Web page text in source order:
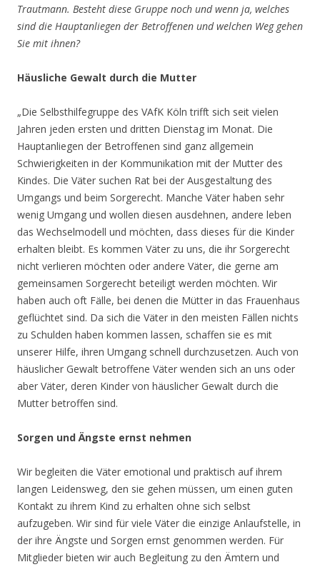
Trautmann. Besteht diese Gruppe noch und wenn ja, welches
sind die Hauptanliegen der Betroffenen und welchen Weg gehen
Sie mit ihnen?
Häusliche Gewalt durch die Mutter
„Die Selbsthilfegruppe des VAfK Köln trifft sich seit vielen
Jahren jeden ersten und dritten Dienstag im Monat. Die
Hauptanliegen der Betroffenen sind ganz allgemein
Schwierigkeiten in der Kommunikation mit der Mutter des
Kindes. Die Väter suchen Rat bei der Ausgestaltung des
Umgangs und beim Sorgerecht. Manche Väter haben sehr
wenig Umgang und wollen diesen ausdehnen, andere leben
das Wechselmodell und möchten, dass dieses für die Kinder
erhalten bleibt. Es kommen Väter zu uns, die ihr Sorgerecht
nicht verlieren möchten oder andere Väter, die gerne am
gemeinsamen Sorgerecht beteiligt werden möchten. Wir
haben auch oft Fälle, bei denen die Mütter in das Frauenhaus
geflüchtet sind. Da sich die Väter in den meisten Fällen nichts
zu Schulden haben kommen lassen, schaffen sie es mit
unserer Hilfe, ihren Umgang schnell durchzusetzen. Auch von
häuslicher Gewalt betroffene Väter wenden sich an uns oder
aber Väter, deren Kinder von häuslicher Gewalt durch die
Mutter betroffen sind.
Sorgen und Ängste ernst nehmen
Wir begleiten die Väter emotional und praktisch auf ihrem
langen Leidensweg, den sie gehen müssen, um einen guten
Kontakt zu ihrem Kind zu erhalten ohne sich selbst
aufzugeben. Wir sind für viele Väter die einzige Anlaufstelle, in
der ihre Ängste und Sorgen ernst genommen werden. Für
Mitglieder bieten wir auch Begleitung zu den Ämtern und